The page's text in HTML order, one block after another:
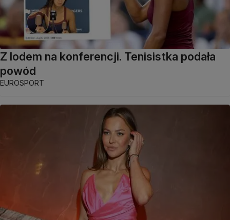
Z lodem na konferencji. Tenisistka podała
powód
EUROSPORT